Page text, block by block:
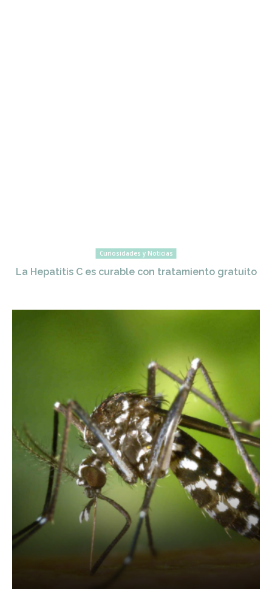
Curiosidades y Noticias
La Hepatitis C es curable con tratamiento gratuito